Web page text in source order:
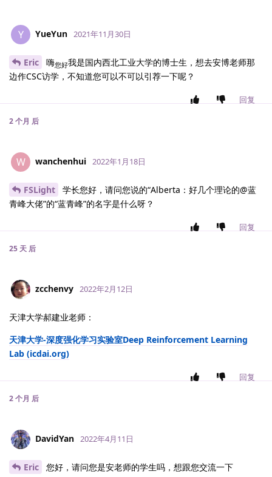
Y YueYun 2021年11月30日
Eric 嗨您好我是国内西北工业大学的博士生，想去安博老师那
边作CSC访学，不知道您可以不可以引荐一下呢？
回复
2 个月 后
W wanchenhui 2022年1月18日
FSLight
学长您好，请问您说的“Alberta：好几个理论的@蓝
青峰大佬”的“蓝青峰”的名字是什么呀？
回复
25 天 后
zcchenvy 2022年2月12日
天津大学郝建业老师：
天津大学-深度强化学习实验室Deep Reinforcement Learning
Lab (icdai.org)
回复
2 个月 后
DavidYan 2022年4月11日
Eric 您好，请问您是安老师的学生吗，想跟您交流一下